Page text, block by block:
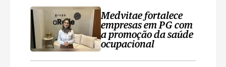
Medvitae fortalece
empresas em PG com
a promoção da saúde
ocupacional